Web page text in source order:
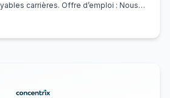
carrières. Offre d’emploi : Nous